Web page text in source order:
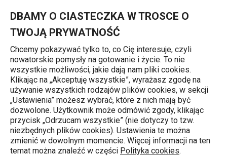
DBAMY O CIASTECZKA W TROSCE O
TWOJĄ PRYWATNOŚĆ
Chcemy pokazywać tylko to, co Cię interesuje, czyli
nowatorskie pomysły na gotowanie i życie. To nie
wszystkie możliwości, jakie dają nam pliki cookies.
Klikając na „Akceptuję wszystkie”, wyrażasz zgodę na
używanie wszystkich rodzajów plików cookies, w sekcji
„Ustawienia” możesz wybrać, które z nich mają być
dozwolone. Użytkownik może odmówić zgody, klikając
przycisk „Odrzucam wszystkie” (nie dotyczy to tzw.
niezbędnych plików cookies). Ustawienia te można
zmienić w dowolnym momencie. Więcej informacji na ten
temat można znaleźć w części Polityka cookies.
Szczotki
Szczotka/gąbka CLEAN KIT Flex